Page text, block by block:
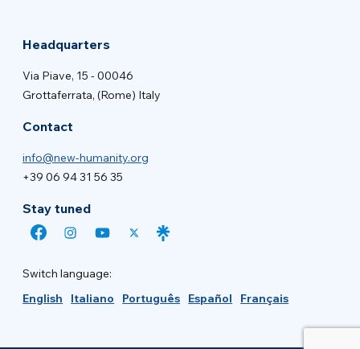
Headquarters
Via Piave, 15 - 00046
Grottaferrata, (Rome) Italy
Contact
info@new-humanity.org
+39 06 94 31 56 35
Stay tuned
Switch language:
English
Italiano Português Español Français